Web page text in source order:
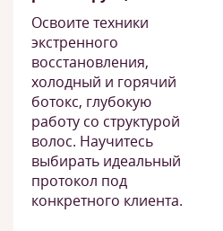
Освоите техники
экстренного
восстановления,
холодный и горячий
ботокс, глубокую
работу со структурой
волос. Научитесь
выбирать идеальный
протокол под
конкретного клиента.